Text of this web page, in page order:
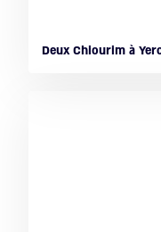
Deux Chiourim à